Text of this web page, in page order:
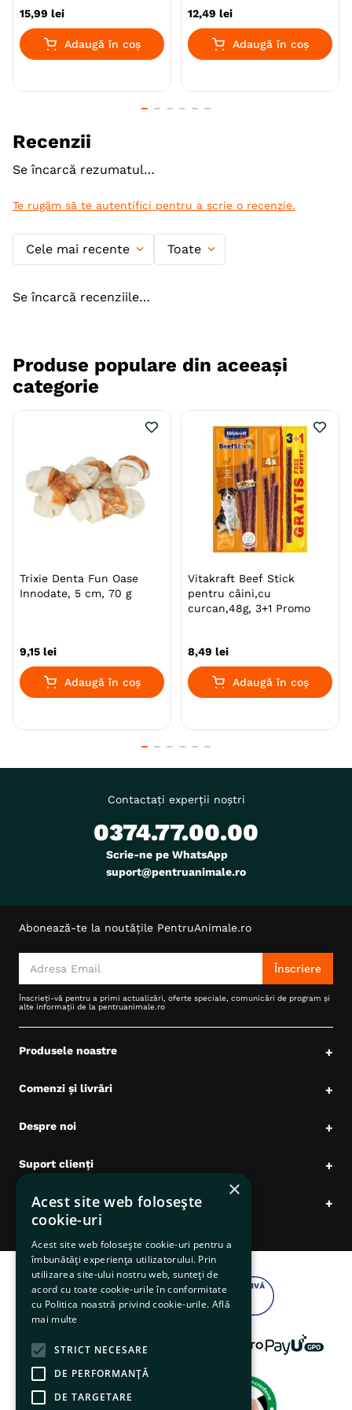
Adult
Calitate Hrana Super-Premium
Monoproteic
Tip Recompensa Snack
Textura Gumat
Producator
15,99 lei
Adaugă în coș
12,49 lei
Adaugă în coș
Recenzii
Se încarcă rezumatul…
Te rugăm să te autentifici pentru a scrie o recenzie.
Cele mai recente Toate
Se încarcă recenziile…
Produse populare din aceeași
categorie
Trixie Denta Fun Oase
Innodate, 5 cm, 70 g
9,15 lei
Adaugă în coș
Vitakraft Beef Stick
pentru câini,cu
curcan,48g, 3+1 Promo
8,49 lei
Adaugă în coș
Contactați experții noștri
0374.77.00.00
Scrie-ne pe WhatsApp
suport@pentruanimale.ro
Abonează-te la noutățile PentruAnimale.ro
Înscriere
Înscrieți-vă pentru a primi actualizări, oferte speciale, comunicări de program și
alte informații de la pentruanimale.ro
Produsele noastre +
Comenzi și livrări +
Despre noi +
Suport clienți +
Date comerciale +
×
Acest site web folosește
cookie-uri
Acest site web folosește cookie-uri pentru a
îmbunătăți experiența utilizatorului. Prin
utilizarea site-ului nostru web, sunteți de
acord cu toate cookie-urile în conformitate
cu Politica noastră privind cookie-urile. Află
mai multe
STRICT NECESARE
DE PERFORMANȚĂ
DE TARGETARE